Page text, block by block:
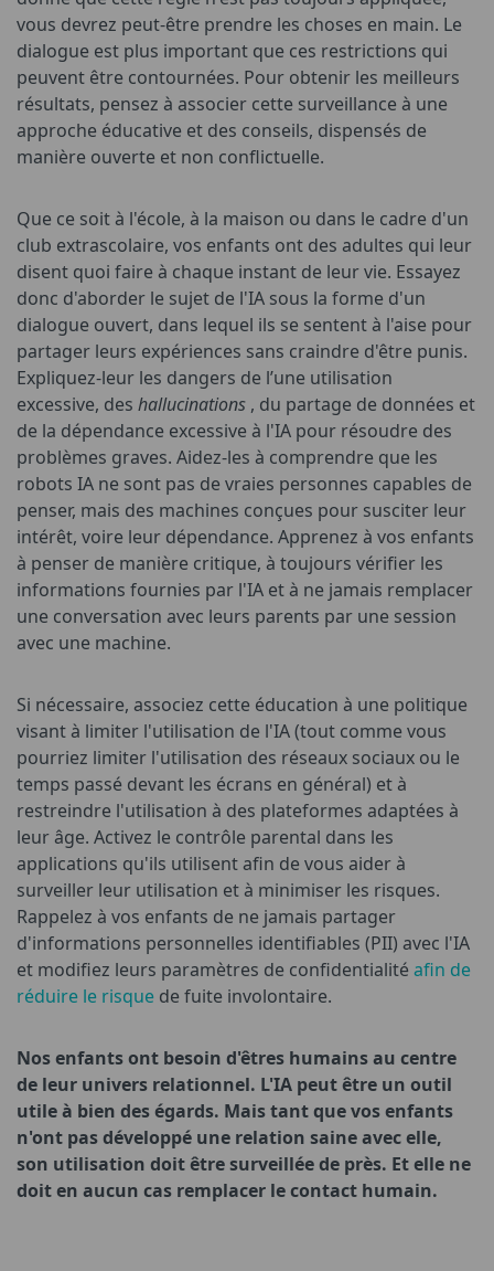
vous devrez peut-être prendre les choses en main. Le
dialogue est plus important que ces restrictions qui
peuvent être contournées. Pour obtenir les meilleurs
résultats, pensez à associer cette surveillance à une
approche éducative et des conseils, dispensés de
manière ouverte et non conflictuelle.
Que ce soit à l'école, à la maison ou dans le cadre d'un
club extrascolaire, vos enfants ont des adultes qui leur
disent quoi faire à chaque instant de leur vie. Essayez
donc d'aborder le sujet de l'IA sous la forme d'un
dialogue ouvert, dans lequel ils se sentent à l'aise pour
partager leurs expériences sans craindre d'être punis.
Expliquez-leur les dangers de l’une utilisation
excessive, des hallucinations , du partage de données et
de la dépendance excessive à l'IA pour résoudre des
problèmes graves. Aidez-les à comprendre que les
robots IA ne sont pas de vraies personnes capables de
penser, mais des machines conçues pour susciter leur
intérêt, voire leur dépendance. Apprenez à vos enfants
à penser de manière critique, à toujours vérifier les
informations fournies par l'IA et à ne jamais remplacer
une conversation avec leurs parents par une session
avec une machine.
Si nécessaire, associez cette éducation à une politique
visant à limiter l'utilisation de l'IA (tout comme vous
pourriez limiter l'utilisation des réseaux sociaux ou le
temps passé devant les écrans en général) et à
restreindre l'utilisation à des plateformes adaptées à
leur âge. Activez le contrôle parental dans les
applications qu'ils utilisent afin de vous aider à
surveiller leur utilisation et à minimiser les risques.
Rappelez à vos enfants de ne jamais partager
d'informations personnelles identifiables (PII) avec l'IA
et modifiez leurs paramètres de confidentialité afin de
réduire le risque de fuite involontaire.
Nos enfants ont besoin d'êtres humains au centre
de leur univers relationnel. L'IA peut être un outil
utile à bien des égards. Mais tant que vos enfants
n'ont pas développé une relation saine avec elle,
son utilisation doit être surveillée de près. Et elle ne
doit en aucun cas remplacer le contact humain.